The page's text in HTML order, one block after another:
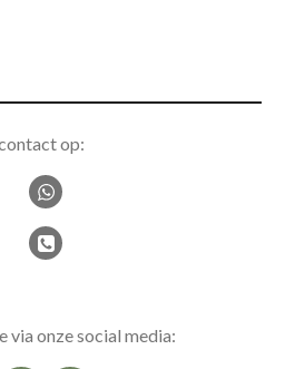
op:
onze social media: